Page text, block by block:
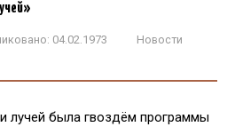
04.02.1973
Новости
лучей была гвоздём программы